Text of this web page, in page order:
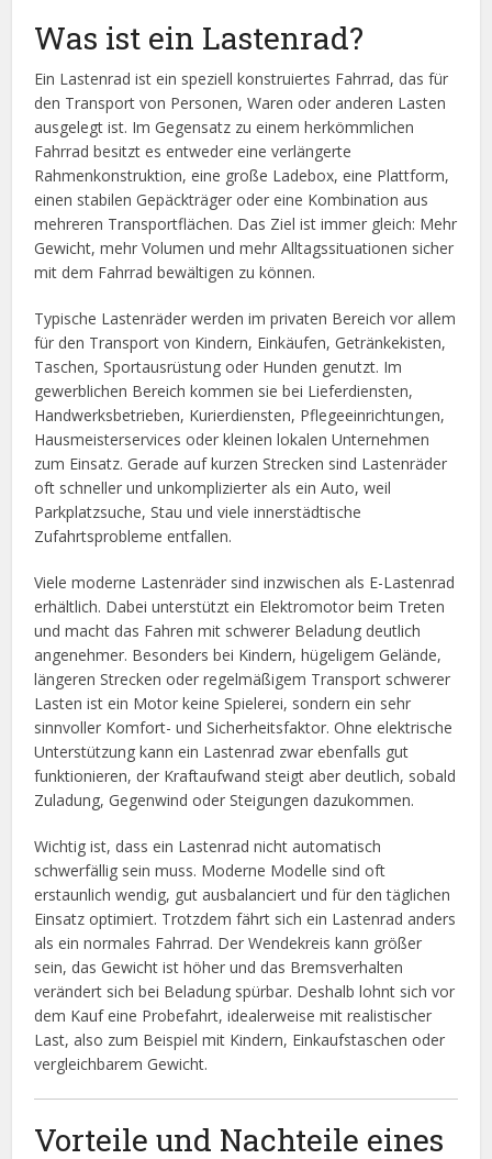
Was ist ein Lastenrad?
Ein Lastenrad ist ein speziell konstruiertes Fahrrad, das für
den Transport von Personen, Waren oder anderen Lasten
ausgelegt ist. Im Gegensatz zu einem herkömmlichen
Fahrrad besitzt es entweder eine verlängerte
Rahmenkonstruktion, eine große Ladebox, eine Plattform,
einen stabilen Gepäckträger oder eine Kombination aus
mehreren Transportflächen. Das Ziel ist immer gleich: Mehr
Gewicht, mehr Volumen und mehr Alltagssituationen sicher
mit dem Fahrrad bewältigen zu können.
Typische Lastenräder werden im privaten Bereich vor allem
für den Transport von Kindern, Einkäufen, Getränkekisten,
Taschen, Sportausrüstung oder Hunden genutzt. Im
gewerblichen Bereich kommen sie bei Lieferdiensten,
Handwerksbetrieben, Kurierdiensten, Pflegeeinrichtungen,
Hausmeisterservices oder kleinen lokalen Unternehmen
zum Einsatz. Gerade auf kurzen Strecken sind Lastenräder
oft schneller und unkomplizierter als ein Auto, weil
Parkplatzsuche, Stau und viele innerstädtische
Zufahrtsprobleme entfallen.
Viele moderne Lastenräder sind inzwischen als E-Lastenrad
erhältlich. Dabei unterstützt ein Elektromotor beim Treten
und macht das Fahren mit schwerer Beladung deutlich
angenehmer. Besonders bei Kindern, hügeligem Gelände,
längeren Strecken oder regelmäßigem Transport schwerer
Lasten ist ein Motor keine Spielerei, sondern ein sehr
sinnvoller Komfort- und Sicherheitsfaktor. Ohne elektrische
Unterstützung kann ein Lastenrad zwar ebenfalls gut
funktionieren, der Kraftaufwand steigt aber deutlich, sobald
Zuladung, Gegenwind oder Steigungen dazukommen.
Wichtig ist, dass ein Lastenrad nicht automatisch
schwerfällig sein muss. Moderne Modelle sind oft
erstaunlich wendig, gut ausbalanciert und für den täglichen
Einsatz optimiert. Trotzdem fährt sich ein Lastenrad anders
als ein normales Fahrrad. Der Wendekreis kann größer
sein, das Gewicht ist höher und das Bremsverhalten
verändert sich bei Beladung spürbar. Deshalb lohnt sich vor
dem Kauf eine Probefahrt, idealerweise mit realistischer
Last, also zum Beispiel mit Kindern, Einkaufstaschen oder
vergleichbarem Gewicht.
Vorteile und Nachteile eines